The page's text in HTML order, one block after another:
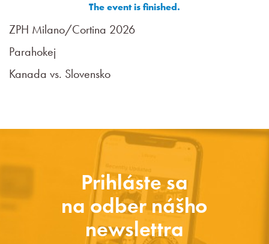
The event is finished.
ZPH Milano/Cortina 2026
Parahokej
Kanada vs. Slovensko
Prihláste sa
na odber nášho
newslettra